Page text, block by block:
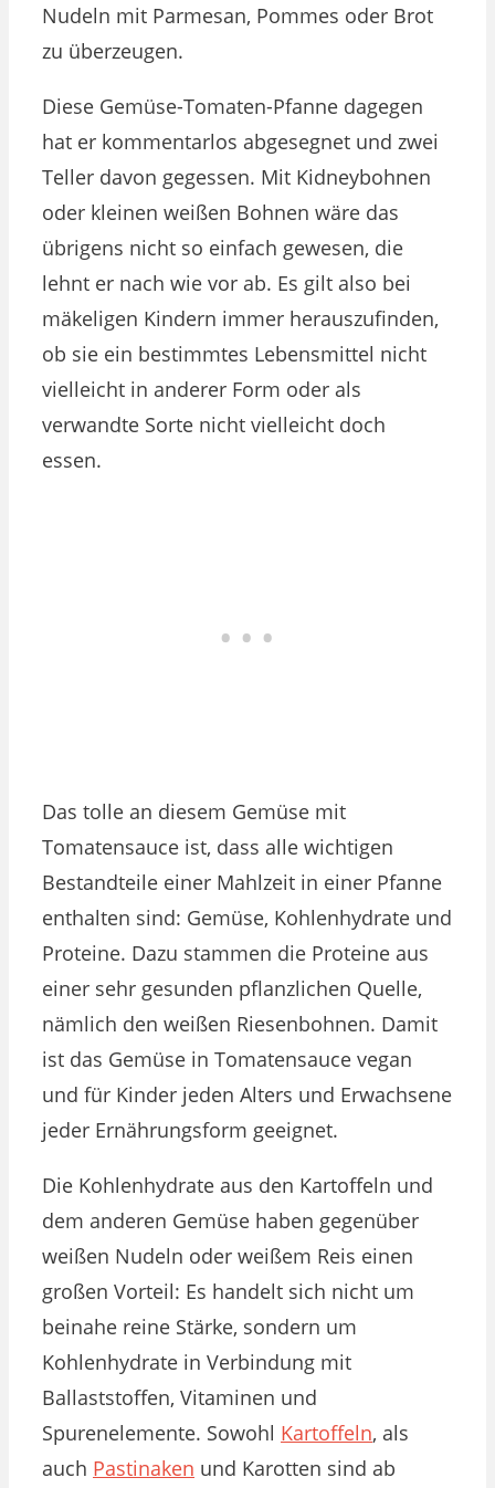
Nudeln mit Parmesan, Pommes oder Brot
zu überzeugen.
Diese Gemüse-Tomaten-Pfanne dagegen
hat er kommentarlos abgesegnet und zwei
Teller davon gegessen. Mit Kidneybohnen
oder kleinen weißen Bohnen wäre das
übrigens nicht so einfach gewesen, die
lehnt er nach wie vor ab. Es gilt also bei
mäkeligen Kindern immer herauszufinden,
ob sie ein bestimmtes Lebensmittel nicht
vielleicht in anderer Form oder als
verwandte Sorte nicht vielleicht doch
essen.
Das tolle an diesem Gemüse mit
Tomatensauce ist, dass alle wichtigen
Bestandteile einer Mahlzeit in einer Pfanne
enthalten sind: Gemüse, Kohlenhydrate und
Proteine. Dazu stammen die Proteine aus
einer sehr gesunden pflanzlichen Quelle,
nämlich den weißen Riesenbohnen. Damit
ist das Gemüse in Tomatensauce vegan
und für Kinder jeden Alters und Erwachsene
jeder Ernährungsform geeignet.
Die Kohlenhydrate aus den Kartoffeln und
dem anderen Gemüse haben gegenüber
weißen Nudeln oder weißem Reis einen
großen Vorteil: Es handelt sich nicht um
beinahe reine Stärke, sondern um
Kohlenhydrate in Verbindung mit
Ballaststoffen, Vitaminen und
Spurenelemente. Sowohl Kartoffeln, als
auch Pastinaken und Karotten sind ab